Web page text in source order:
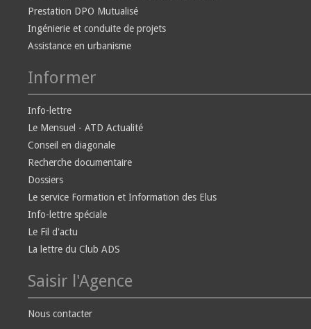
Prestation DPO Mutualisé
Ingénierie et conduite de projets
Assistance en urbanisme
Informer
Info-lettre
Le Mensuel - ATD Actualité
Conseil en diagonale
Recherche documentaire
Dossiers
Le service Formation et Information des Elus
Info-lettre spéciale
Le Fil d'actu
La lettre du Club ADS
Saisir l'Agence
Nous contacter